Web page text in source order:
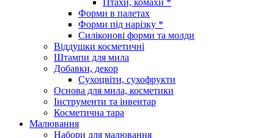
Форми в палетах
Форми під нарізку *
Силіконові форми та молди
Віддушки косметичні
Штампи для мила
Добавки, декор
Сухоцвіти, сухофрукти
Основа для мила, косметики
Інструменти та інвентар
Косметична тара
Малювання
Набори для малювання